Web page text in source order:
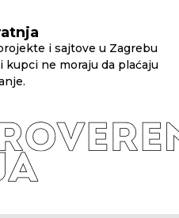
i sajtove u Zagrebu
ne moraju da plaćaju